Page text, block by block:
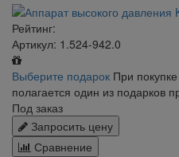
Рейтинг:
Артикул: 1.524-942.0
Выберите подарок При
полагается один из подарков
Под заказ
Запросить цену
Сравнение